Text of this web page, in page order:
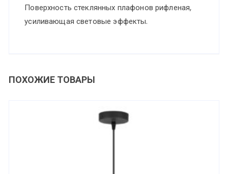
Поверхность стеклянных плафонов рифленая,
усиливающая световые эффекты.
ПОХОЖИЕ ТОВАРЫ